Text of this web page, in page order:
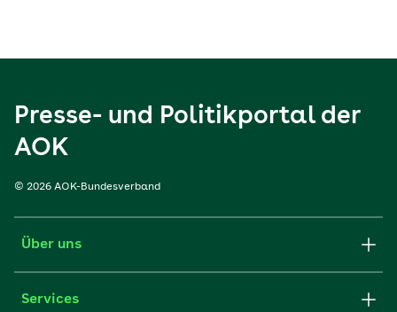
Presse- und Politikportal der
AOK
© 2026 AOK-Bundesverband
Über uns
Services